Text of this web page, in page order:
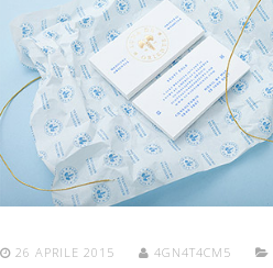
26 APRILE 2015 4GN4T4CM5